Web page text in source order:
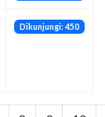
Dikunjungi: 450